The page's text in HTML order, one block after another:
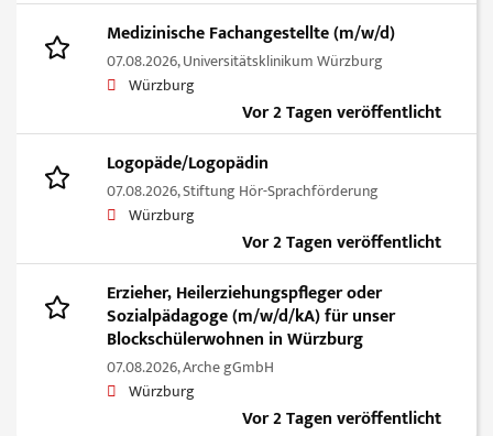
Medizinische Fachangestellte (m/w/d)
07.08.2026,Universitätsklinikum Würzburg
Würzburg
Vor 2 Tagen veröffentlicht
Logopäde/Logopädin
07.08.2026,Stiftung Hör-Sprachförderung
Würzburg
Vor 2 Tagen veröffentlicht
Erzieher, Heilerziehungspfleger oder
Sozialpädagoge (m/w/d/kA) für unser
Blockschülerwohnen in Würzburg
07.08.2026,Arche gGmbH
Würzburg
Vor 2 Tagen veröffentlicht